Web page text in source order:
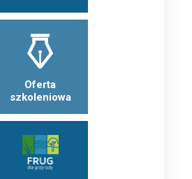
Oferta
szkoleniowa